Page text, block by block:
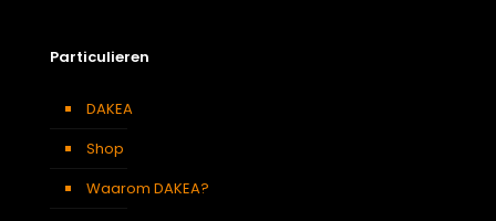
Kleur :
Verduisterend
gordijn
Particulieren
DAKEA
Shop
Waarom DAKEA?